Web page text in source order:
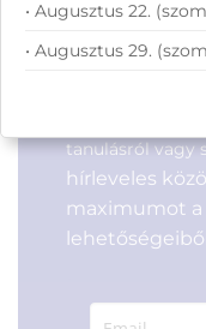
ÁFA:27%
Segítünk
megoldásokat,
tanulásról vagy
hírleveles
maximumot
• Augusztus 22.
• Augusztus 29.